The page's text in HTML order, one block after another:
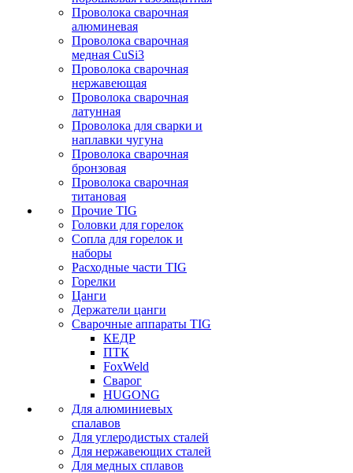
Проволока сварочная
алюминевая
Проволока сварочная
медная CuSi3
Проволока сварочная
нержавеющая
Проволока сварочная
латунная
Проволока для сварки и
наплавки чугуна
Проволока сварочная
бронзовая
Проволока сварочная
титановая
Прочие TIG
Головки для горелок
Сопла для горелок и
наборы
Расходные части TIG
Горелки
Цанги
Держатели цанги
Сварочные аппараты TIG
КЕДР
ПТК
FoxWeld
Сварог
HUGONG
Для алюминиевых
спалавов
Для углеродистых сталей
Для нержавеющих сталей
Для медных сплавов